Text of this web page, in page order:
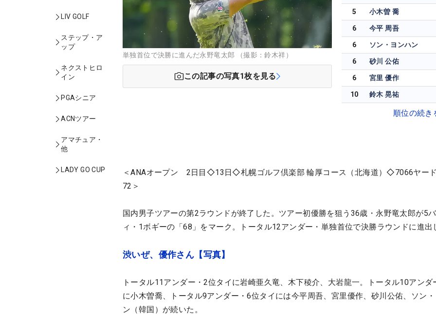
LIV GOLF
ステップ・ア
ップ
ネクストヒロ
イン
PGAシニア
ACNツアー
アマチュア・
他
LADY GO CUP
単独首位で決勝に進んだ永野竜太郎 （撮影：鈴木祥）
この記事の写真1枚を見る
5 小木曽 喬
6 今平 周吾
6 ソン・ヨンハン
6 砂川 公佑
6 宮里 優作
10 鈴木 晃祐
順位の続き
＜ANAオープン 2日目◇13日◇札幌ゴルフ倶楽部 輪厚コース（北海道）◇7066ヤー
72＞
国内男子ツアーの第2ラウンドが終了した。ツアー初優勝を狙う36歳・永野竜太郎が5
ィ・1ボギーの「68」をマーク。トータル12アンダー・単独首位で決勝ラウンドに進出
渋いぜ、優作さん【写真】
トータル11アンダー・2位タイに岩崎亜久竜、木下稜介、大岩龍一。トータル10アンダ
に小木曽喬、トータル9アンダー・6位タイには今平周吾、宮里優作、砂川公佑、ソン
ン（韓国）が続いた。